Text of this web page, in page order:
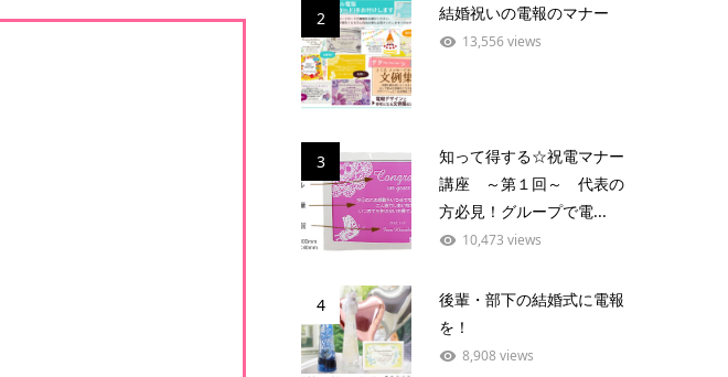
2 結婚祝いの電報のマナー
13,556 views
3
知って得する☆祝電マナー
講座 ～第１回～ 代表の
方必見！グループで電...
10,473 views
4
後輩・部下の結婚式に電報
を！
8,908 views